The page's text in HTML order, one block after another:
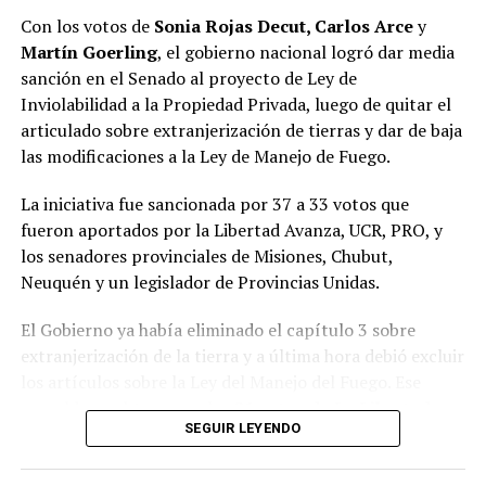
Pastori sostuvo que “la Renovación caducó de un día
para el otro” y que Encuentro Misionero, el sello con el
que Rovira reemplazó al Partido de la Concordia Social,
“duró dos meses”; y que “en esa obligación de volver a
generar una política buena, que interprete a la gente y
que Viene, que busca la reelección del gobernador
Passalacqua en 2027.
Volver a los 17
El nuevo bloque, bautizado Por lo que viene, al que
espacio; Arabela Soler,Rudi Bundziak
Roque
Soboczinski,Hugo Benítez,Carmen Méndez Azón
Alicia Zalezak,Alejandro Arnhold,Blanca Núñez,
Con los votos de Sonia Rojas Decut, Carlos Arcey
Martín Goerling, el gobierno nacional logró dar media
sanción en el Senado al proyecto de Ley de
Inviolabilidad a la Propiedad Privada, luego de quitar el
articulado sobre extranjerización de tierras y dar de baja
las modificaciones a la Ley de Manejo de Fuego.
La iniciativa fue sancionada por 37 a 33 votos que
fueron aportados por la Libertad Avanza, UCR, PRO, y
los senadores provinciales de Misiones, Chubut,
Neuquén y un legislador de Provincias Unidas.
El Gobierno ya había eliminado el capítulo 3 sobre
extranjerización de la tierra y a última hora debió excluir
respaldo se obtuvo con los21 votos de La Libertad
9 de la UCR,3 del PRO, los dos senadores
SEGUIR LEYENDO